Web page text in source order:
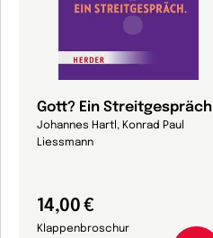
Gott? Ein Streitgespräch
Johannes Hartl, Konrad Paul
Liessmann
14,00 €
Klappenbroschur